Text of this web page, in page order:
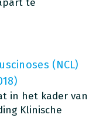
(NCL)
in het kader van
Klinische